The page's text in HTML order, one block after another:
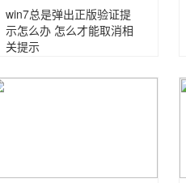
win7总是弹出正版验证提
示怎么办 怎么才能取消相
关提示